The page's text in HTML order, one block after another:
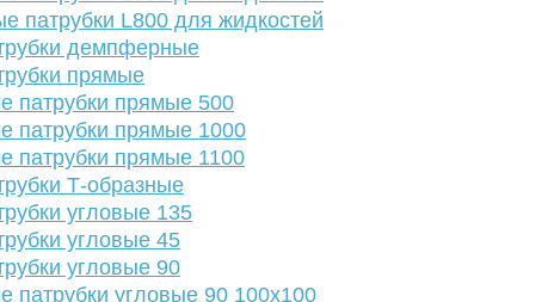
патрубки L800 для жидкостей
демпферные
прямые
патрубки прямые 500
патрубки прямые 1000
патрубки прямые 1100
Т-образные
угловые 135
угловые 45
угловые 90
патрубки угловые 90 100х100